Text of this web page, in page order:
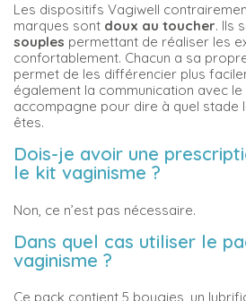
Les dispositifs Vagiwell
marques sont doux au toucher. Ils
souples permettant de réaliser les
confortablement. Chacun a sa
permet de les différencier plus
également la communication avec
accompagne pour dire à quel stade
êtes.
Dois-je avoir une
le kit vaginisme ?
Non, ce n’est pas nécessaire.
Dans quel cas utiliser le
vaginisme ?
Ce pack contient 5 bougies, un